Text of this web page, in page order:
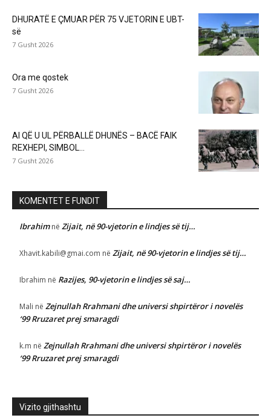
DHURATË E ÇMUAR PËR 75 VJETORIN E UBT-
së
7 Gusht 2026
Ora me qostek
7 Gusht 2026
AI QË U UL PËRBALLË DHUNËS – BACË FAIK
REXHEPI, SIMBOL...
7 Gusht 2026
KOMENTET E FUNDIT
Ibrahimnë Zijait, në 90-vjetorin e lindjes së tij…
Xhavit.kabili@gmai.com në Zijait, në 90-vjetorin e lindjes së tij…
Ibrahim në Razijes, 90-vjetorin e lindjes së saj…
Mali në Zejnullah Rrahmani dhe universi shpirtëror i novelës
‘99 Rruzaret prej smaragdi
k.m në Zejnullah Rrahmani dhe universi shpirtëror i novelës
‘99 Rruzaret prej smaragdi
Vizito gjithashtu